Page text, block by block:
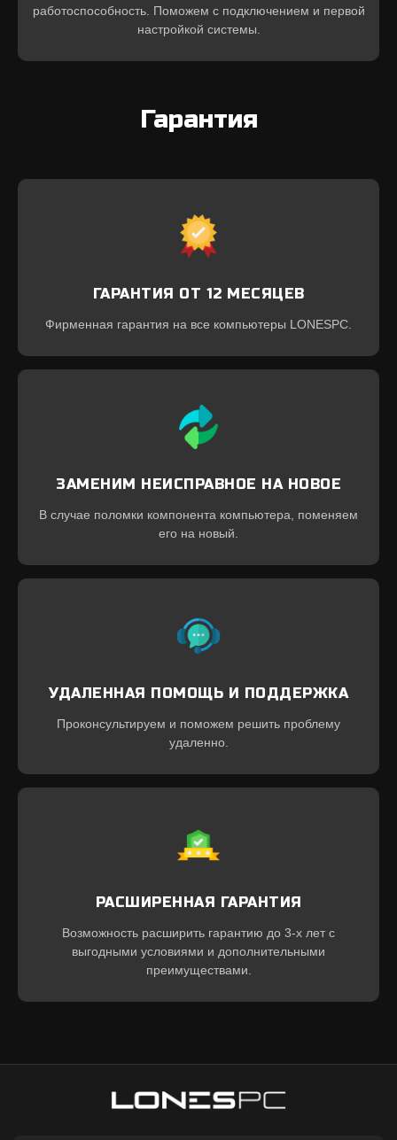
работоспособность. Поможем с подключением и первой
настройкой системы.
Гарантия
ГАРАНТИЯ ОТ 12 МЕСЯЦЕВ
Фирменная гарантия на все компьютеры LONESPC.
ЗАМЕНИМ НЕИСПРАВНОЕ НА НОВОЕ
В случае поломки компонента компьютера, поменяем
его на новый.
УДАЛЕННАЯ ПОМОЩЬ И ПОДДЕРЖКА
Проконсультируем и поможем решить проблему
удаленно.
РАСШИРЕННАЯ ГАРАНТИЯ
Возможность расширить гарантию до 3-х лет с
выгодными условиями и дополнительными
преимуществами.